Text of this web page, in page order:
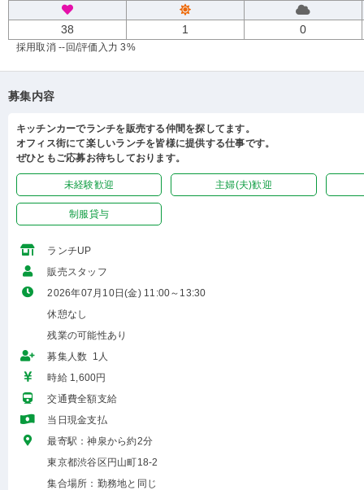
38 1 0
採用取消 --回/評価入力 3%
募集内容
キッチンカーでランチを販売する仲間を探してます。
オフィス街にて楽しいランチを皆様に提供する仕事です。
ぜひともご応募お待ちしております。
未経験歓迎 主婦(夫)歓迎
制服貸与
ランチUP
販売スタッフ
2026年07月10日(金) 11:00～13:30
休憩なし
残業の可能性あり
募集人数 1人
時給 1,600円
交通費全額支給
当日現金支払
最寄駅：神泉から約2分
東京都渋谷区円山町18-2
集合場所：勤務地と同じ